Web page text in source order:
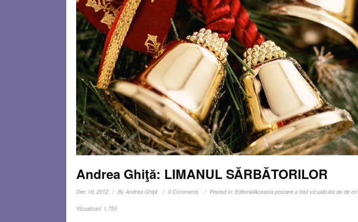
Andrea Ghiţă: LIMANUL SĂRBĂTORILOR
Dec 19, 2012 ByAndrea Ghiţă 0 Comments Posted in:EditorialAceasta postare a fost vizualizata de de ori
Vizualizari: 1,753